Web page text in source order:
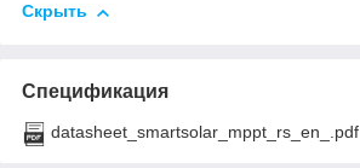
Скрыть
Спецификация
datasheet_smartsolar_mppt_rs_en_.pdf